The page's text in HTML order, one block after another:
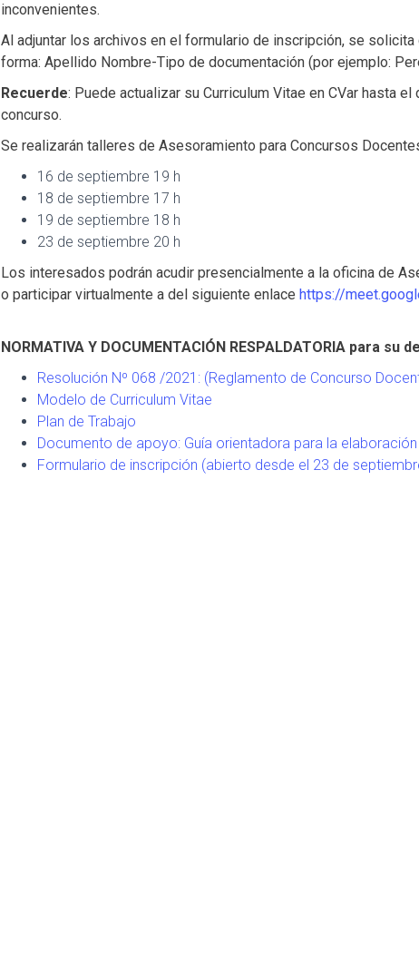
inconvenientes.
Al adjuntar los archivos en el formulario de inscripción, se
forma: Apellido Nombre-Tipo de documentación (por ejemplo:
Recuerde: Puede actualizar su Curriculum Vitae en CVar hasta
concurso.
Se realizarán talleres de Asesoramiento para Concursos
16 de septiembre 19 h
18 de septiembre 17 h
19 de septiembre 18 h
23 de septiembre 20 h
Los interesados podrán acudir presencialmente a la oficina de
o participar virtualmente a del siguiente enlace https://
NORMATIVA Y DOCUMENTACIÓN RESPALDATORIA para
Resolución Nº 068 /2021: (Reglamento de Concurso
Modelo de Curriculum Vitae
Plan de Trabajo
Documento de apoyo: Guía orientadora para la
Formulario de inscripción (abierto desde el 23 de